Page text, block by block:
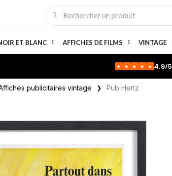
ET BLANC AFFICHES DE FILMS VINTAGE
★ ★ ★ ★ ★ 4.9/5
publicitaires vintage Pub Hertz